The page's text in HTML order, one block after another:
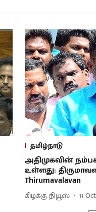
தமிழ்நாடு
அதிமுகவின்
உள்ளது:
Thirumavalavan
கிழக்கு நியூஸ் 11